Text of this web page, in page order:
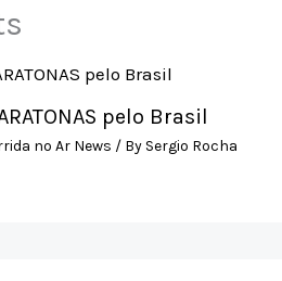
pelo Brasil
no Ar News / By Sergio Rocha